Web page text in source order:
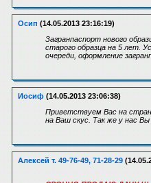
Осип (14.05.2013 23:16:19)
Загранпаспорт нового
старого образца на 5 лет.
очереди, оформление
Иосиф (14.05.2013 23:06:38)
Приветствуем Вас на
на Ваш скус. Так же у нас
Алексей т. 49-76-49, 71-28-29